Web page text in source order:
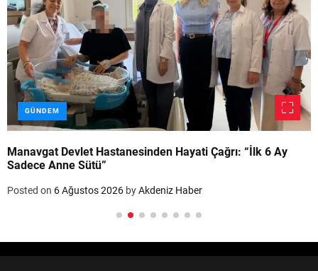
GÜNDEM
Manavgat Devlet Hastanesinden Hayati Çağrı: “İlk 6 Ay
Sadece Anne Sütü”
Posted on 6 Ağustos 2026 byAkdeniz Haber